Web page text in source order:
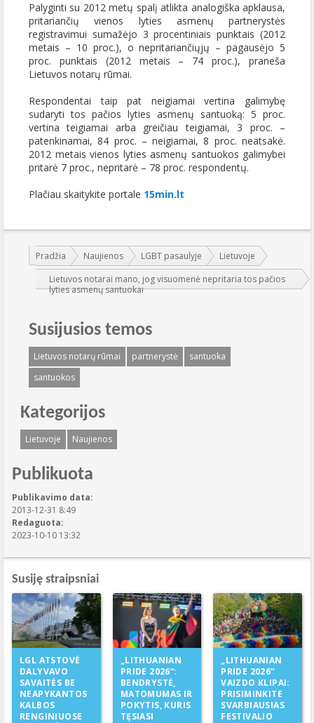
Palyginti su 2012 metų spalį atlikta analogiška apklausa,
pritariančių vienos lyties asmenų partnerystės
registravimui sumažėjo 3 procentiniais punktais (2012
metais – 10 proc.), o nepritariančiųjų – pagausėjo 5
proc. punktais (2012 metais – 74 proc.), praneša
Lietuvos notarų rūmai.
Respondentai taip pat neigiamai vertina galimybę
sudaryti tos pačios lyties asmenų santuoką: 5 proc.
vertina teigiamai arba greičiau teigiamai, 3 proc. –
patenkinamai, 84 proc. – neigiamai, 8 proc. neatsakė.
2012 metais vienos lyties asmenų santuokos galimybei
pritarė 7 proc., nepritarė – 78 proc. respondentų.
Plačiau skaitykite portale 15min.lt
Jūs esate čia:
Pradžia Naujienos LGBT pasaulyje
Lietuvoje
Lietuvos notarai mano, jog visuomenė nepritaria tos pačios
lyties asmenų santuokai
Susijusios temos
Lietuvos notarų rūmai partnerystė
santuoka
santuokos
Kategorijos
Lietuvoje Naujienos
Publikuota
Publikavimo data:
2013-12-31 8:49
Redaguota:
2023-10-10 13:32
Susiję straipsniai
LGL ATSTOVĖ
DALYVAVO
SAVAITĖS BE
NEAPYKANTOS
KALBOS
RENGINIUOSE
„LITHUANIAN
PRIDE 2026“:
BENDRYSTĖ,
MATOMUMAS IR
POKYTIS, KURIS
TĘSIASI
„LITHUANIAN
PRIDE 2026“
VAIZDO KLIPAI:
PRISIMINKITE
SVARBIAUSIAS
FESTIVALIO